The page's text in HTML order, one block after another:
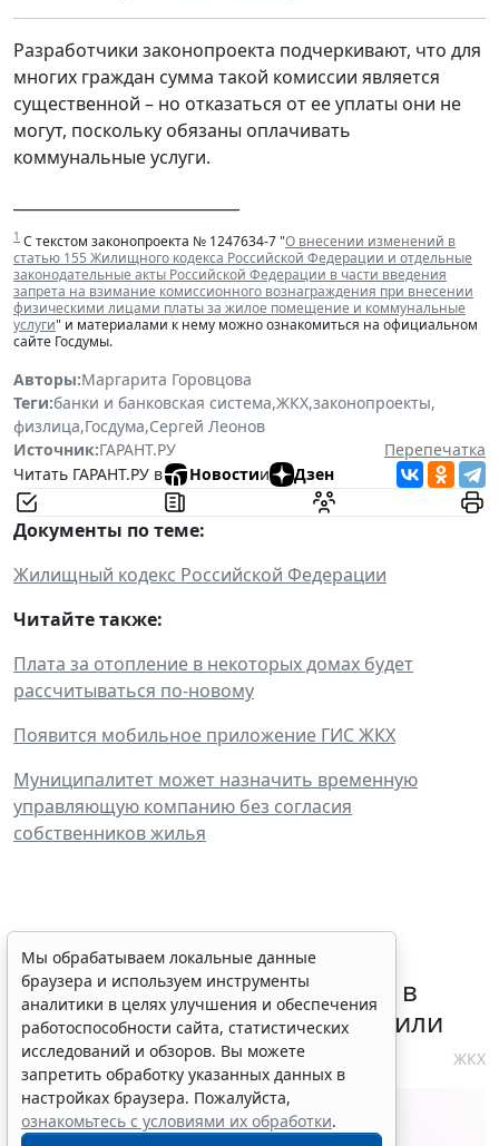
Разработчики законопроекта подчеркивают, что для
многих граждан сумма такой комиссии является
существенной – но отказаться от ее уплаты они не
могут, поскольку обязаны оплачивать
коммунальные услуги.
1 С текстом законопроекта № 1247634-7 "О внесении изменений в
статью 155 Жилищного кодекса Российской Федерации и отдельные
законодательные акты Российской Федерации в части введения
запрета на взимание комиссионного вознаграждения при внесении
физическими лицами платы за жилое помещение и коммунальные
услуги" и материалами к нему можно ознакомиться на официальном
сайте Госдумы.
Авторы:Маргарита Горовцова
Теги:банки и банковская система,ЖКХ,законопроекты,
физлица,Госдума,Сергей Леонов
Источник:ГАРАНТ.РУ
Перепечатка
Читать ГАРАНТ.РУ в
Новостии Дзен
Документы по теме:
Жилищный кодекс Российской Федерации
Читайте также:
Плата за отопление в некоторых домах будет
рассчитываться по-новому
Появится мобильное приложение ГИС ЖКХ
Муниципалитет может назначить временную
управляющую компанию без согласия
собственников жилья
Требования к контролю
реализации инвестпрограмм в
сфере теплоснабжения уточнили
4 августа 2026 10:58 ЖКХ
Мы обрабатываем локальные данные
браузера и используем инструменты
аналитики в целях улучшения и обеспечения
работоспособности сайта, статистических
исследований и обзоров. Вы можете
запретить обработку указанных данных в
настройках браузера. Пожалуйста,
ознакомьтесь с условиями их обработки.